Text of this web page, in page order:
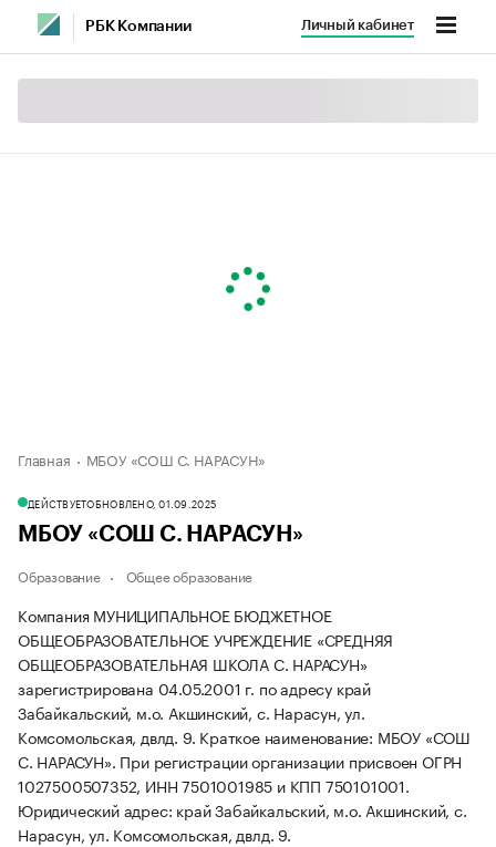
РБК Компании Личный кабинет
Главная МБОУ «СОШ С. НАРАСУН»
ДЕЙСТВУЕТОБНОВЛЕНО, 01.09.2025
МБОУ «СОШ С. НАРАСУН»
Образование Общее образование
Компания МУНИЦИПАЛЬНОЕ БЮДЖЕТНОЕ
ОБЩЕОБРАЗОВАТЕЛЬНОЕ УЧРЕЖДЕНИЕ «СРЕДНЯЯ
ОБЩЕОБРАЗОВАТЕЛЬНАЯ ШКОЛА С. НАРАСУН»
зарегистрирована 04.05.2001 г. по адресу край
Забайкальский, м.о. Акшинский, с. Нарасун, ул.
Комсомольская, двлд. 9. Краткое наименование: МБОУ «СОШ
С. НАРАСУН». При регистрации организации присвоен ОГРН
1027500507352, ИНН 7501001985 и КПП 750101001.
Юридический адрес: край Забайкальский, м.о. Акшинский, с.
Нарасун, ул. Комсомольская, двлд. 9.